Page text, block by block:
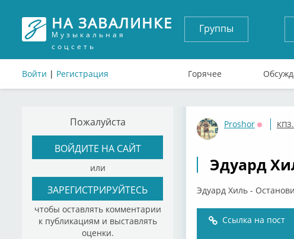
НА ЗАВАЛИНКЕ
Музыкальная
соцсеть
Войти | Регистрация
Группы
Горячее
Пожалуйста
ВОЙДИТЕ НА САЙТ
или
ЗАРЕГИСТРИРУЙТЕСЬ
чтобы оставлять комментарии
к публикациям и выставлять
оценки.
Proshor
Эдуард
Эдуард Хиль -
Ссылка на пост